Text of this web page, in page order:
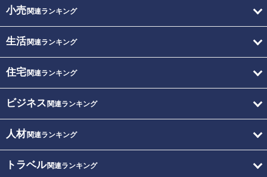
小売関連ランキング
生活関連ランキング
住宅関連ランキング
ビジネス 関連ランキング
人材関連ランキング
トラベル関連ランキング